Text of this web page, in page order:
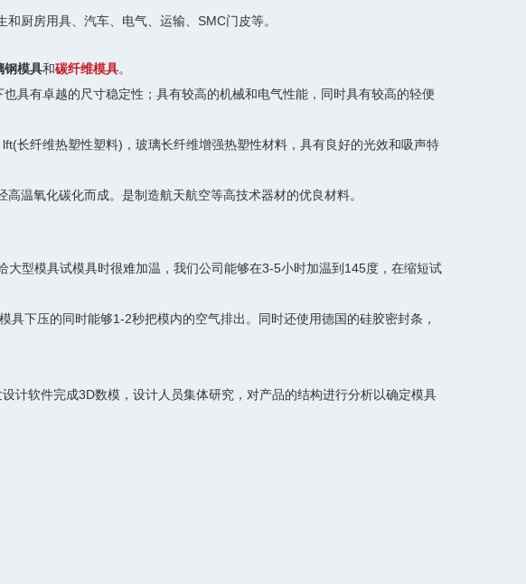
厨房用具、汽车、电气、运输、SMC门皮等。
钢模具和碳纤维模具。
具有卓越的尺寸稳定性；具有较高的机械和电气性能，同时具有较高的轻便
长纤维热塑性塑料)，玻璃长纤维增强热塑性材料，具有良好的光效和吸声特
温氧化碳化而成。是制造航天航空等高技术器材的优良材料。
大型模具试模具时很难加温，我们公司能够在3-5小时加温到145度，在缩短试
下压的同时能够1-2秒把模内的空气排出。同时还使用德国的硅胶密封条，
计软件完成3D数模，设计人员集体研究，对产品的结构进行分析以确定模具